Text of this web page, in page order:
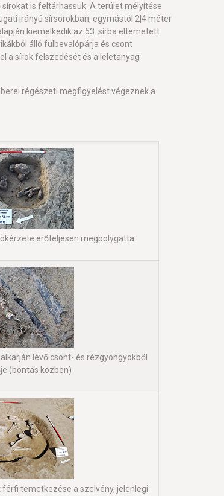
is feltárhassuk. A terület mélyítése
irányú sírsorokban, egymástól 2¦4 méter
kiemelkedik az 53. sírba eltemetett
álló fülbevalópárja és csont
a sírok felszedését és a leletanyag
régészeti megfigyelést végeznek a
erőteljesen megbolygatta
lévő csont- és rézgyöngyökből
(bontás közben)
temetkezése a szelvény, jelenlegi